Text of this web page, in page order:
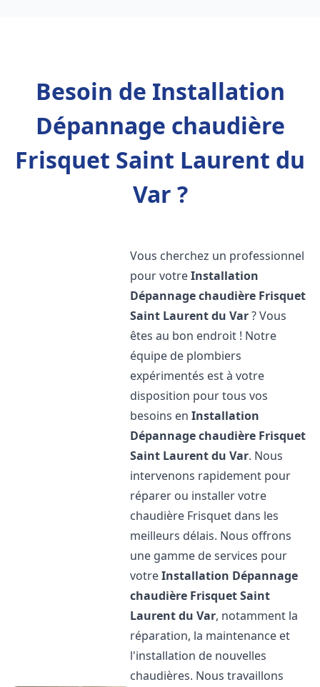
Besoin de Installation
Dépannage chaudière
Frisquet Saint Laurent du
Var ?
Vous cherchez un professionnel
pour votreInstallation
Dépannage chaudière Frisquet
Saint Laurent du Var? Vous
êtes au bon endroit ! Notre
équipe de plombiers
expérimentés est à votre
disposition pour tous vos
besoins enInstallation
Dépannage chaudière Frisquet
Saint Laurent du Var. Nous
intervenons rapidement pour
réparer ou installer votre
chaudière Frisquet dans les
meilleurs délais. Nous offrons
une gamme de services pour
votreInstallation Dépannage
chaudière FrisquetSaint
Laurent du Var, notamment la
réparation, la maintenance et
l'installation de nouvelles
chaudières. Nous travaillons